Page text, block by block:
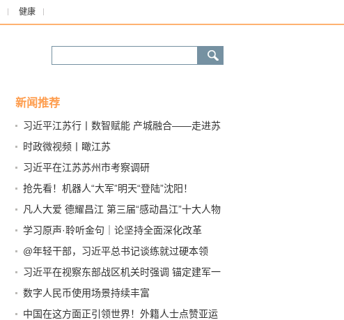
健康
新闻推荐
习近平江苏行丨数智赋能 产城融合——走进苏
州工业园区
时政微视频丨瞰江苏
习近平在江苏苏州市考察调研
抢先看！机器人“大军”明天“登陆”沈阳！
凡人大爱 德耀昌江 第三届“感动昌江”十大人物
揭晓
学习原声·聆听金句｜论坚持全面深化改革
@年轻干部，习近平总书记谈练就过硬本领
习近平在视察东部战区机关时强调 锚定建军一
百年奋斗目标 努力开创战区建设和备战打仗工作
新局面
数字人民币使用场景持续丰富
中国在这方面正引领世界！外籍人士点赞亚运